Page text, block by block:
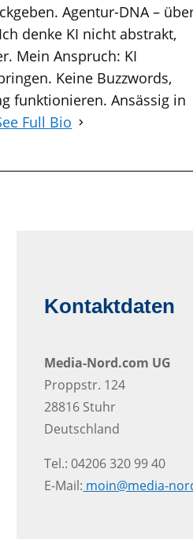
Agentur-DNA –
denke KI nicht abstrakt,
Mein Anspruch: KI
Keine Buzzwords,
funktionieren. Ansässig in
Full Bio
Kontaktdaten
Media-Nord.com UG
Proppstr. 124
28816 Stuhr
Deutschland
Tel.: 04206 320 99 40
E-Mail: moin@media-